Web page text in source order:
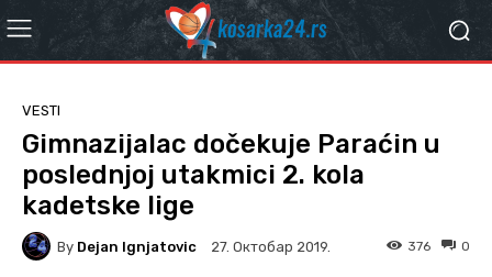
VESTI
Gimnazijalac dočekuje Paraćin u
poslednjoj utakmici 2. kola
kadetske lige
By Dejan Ignjatovic 27. Октобар 2019. 0
376